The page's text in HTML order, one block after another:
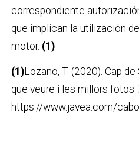
correspondiente
que implican la utilización
motor. (1)
(1)Lozano, T. (2020). Cap
que veure i les millors fotos.
https://www.javea.com/